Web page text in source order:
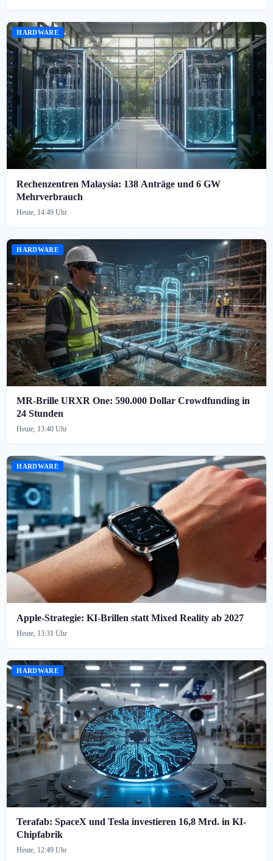
HARDWARE
Rechenzentren Malaysia: 138 Anträge und 6 GW
Mehrverbrauch
Heute, 14:49 Uhr
HARDWARE
MR-Brille URXR One: 590.000 Dollar Crowdfunding in
24 Stunden
Heute, 13:40 Uhr
HARDWARE
Apple-Strategie: KI-Brillen statt Mixed Reality ab 2027
Heute, 13:31 Uhr
HARDWARE
Terafab: SpaceX und Tesla investieren 16,8 Mrd. in KI-
Chipfabrik
Heute, 12:49 Uhr